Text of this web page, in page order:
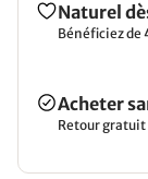
Naturel
Bénéficiez de
Acheter
Retour gratuit